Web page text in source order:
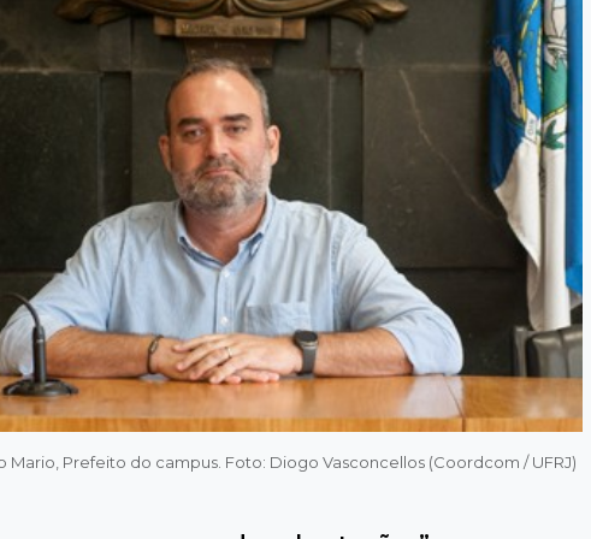
Mario, Prefeito do campus. Foto: Diogo Vasconcellos (Coordcom / UFRJ)